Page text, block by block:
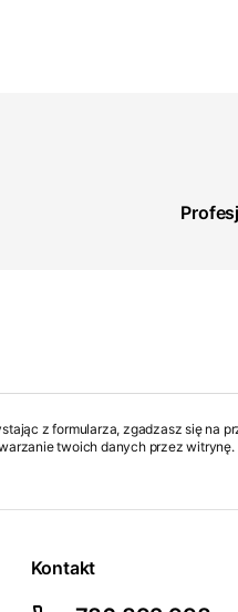
z formularza, zgadzasz się na
twoich danych przez witrynę.
Kontakt